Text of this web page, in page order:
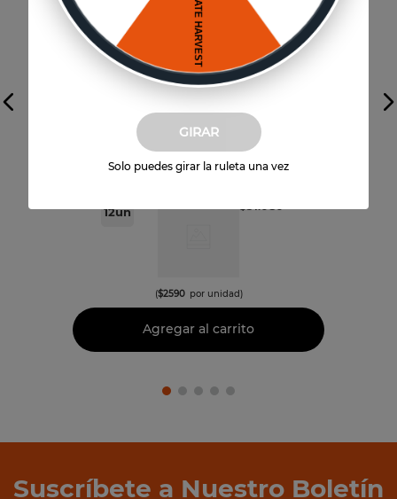
Vista previa
ROSATO Mixed Drinks
12un
($2590 por unidad)
Agregar al carrito
Suscríbete a Nuestro Boletín
GIRAR
Solo puedes girar la ruleta una vez